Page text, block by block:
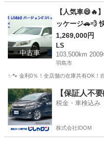
セレナ
中古車
【人気車😄🔥
ッケージ🚗💨
1,269,000円
LS
103,500km
羽島市
✨🐾 金利0％！全店舗の在庫共有OK
岐阜 羽島市 LS
【保証人不
税金・車検込み
株式会社IDOM